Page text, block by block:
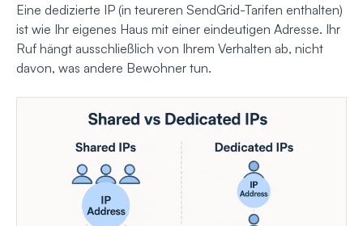
Eine dedizierte IP (in teureren SendGrid-Tarifen enthalten)
ist wie Ihr eigenes Haus mit einer eindeutigen Adresse. Ihr
Ruf hängt ausschließlich von Ihrem Verhalten ab, nicht
davon, was andere Bewohner tun.